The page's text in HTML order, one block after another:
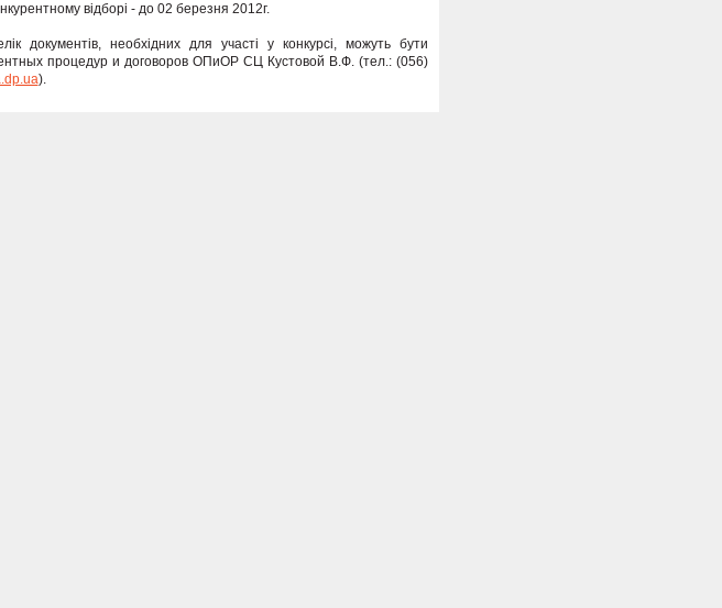
відборі - до 02 березня 2012г.
документів, необхідних для участі у конкурсі, можуть бути
процедур и договоров ОПиОР СЦ Кустовой В.Ф. (тел.: (056)
).